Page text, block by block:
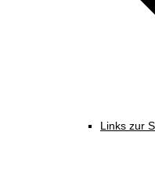
Links zur